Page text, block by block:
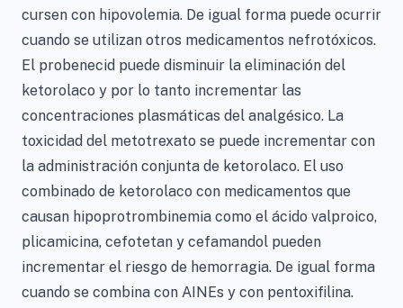
cursen con hipovolemia. De igual forma puede ocurrir
cuando se utilizan otros medicamentos nefrotóxicos.
El probenecid puede disminuir la eliminación del
ketorolaco y por lo tanto incrementar las
concentraciones plasmáticas del analgésico. La
toxicidad del metotrexato se puede incrementar con
la administración conjunta de ketorolaco. El uso
combinado de ketorolaco con medicamentos que
causan hipoprotrombinemia como el ácido valproico,
plicamicina, cefotetan y cefamandol pueden
incrementar el riesgo de hemorragia. De igual forma
cuando se combina con AINEs y con pentoxifilina.